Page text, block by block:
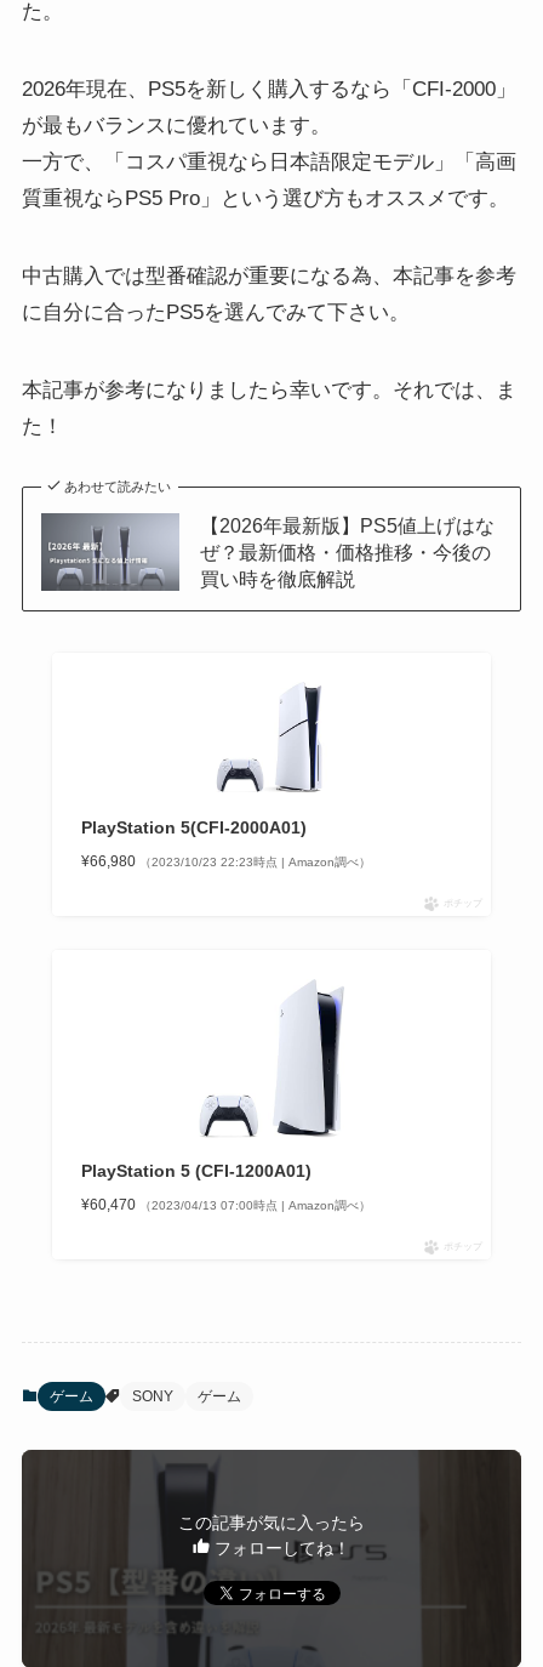
た。
2026年現在、PS5を新しく購入するなら「CFI-2000」
が最もバランスに優れています。
一方で、「コスパ重視なら日本語限定モデル」「高画
質重視ならPS5 Pro」という選び方もオススメです。
中古購入では型番確認が重要になる為、本記事を参考
に自分に合ったPS5を選んでみて下さい。
本記事が参考になりましたら幸いです。それでは、ま
た！
あわせて読みたい
【2026年最新版】PS5値上げはな
ぜ？最新価格・価格推移・今後の
買い時を徹底解説
PlayStation 5(CFI-2000A01)
¥66,980 （2023/10/23 22:23時点 | Amazon調べ）
ポチップ
PlayStation 5 (CFI-1200A01)
¥60,470 （2023/04/13 07:00時点 | Amazon調べ）
ポチップ
ゲーム SONY ゲーム
この記事が気に入ったら
フォローしてね！